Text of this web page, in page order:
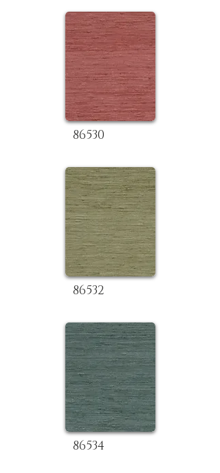
86530
86532
86534